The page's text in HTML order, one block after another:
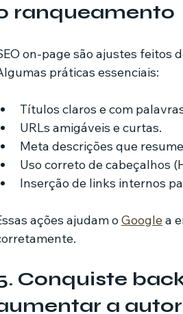
ranqueamento
on-page são ajustes feitos
práticas essenciais:
Títulos claros e com
URLs amigáveis e curtas.
Meta descrições que
Uso correto de cabeçalhos
Inserção de links internos
ações ajudam o Google a
Conquiste
a